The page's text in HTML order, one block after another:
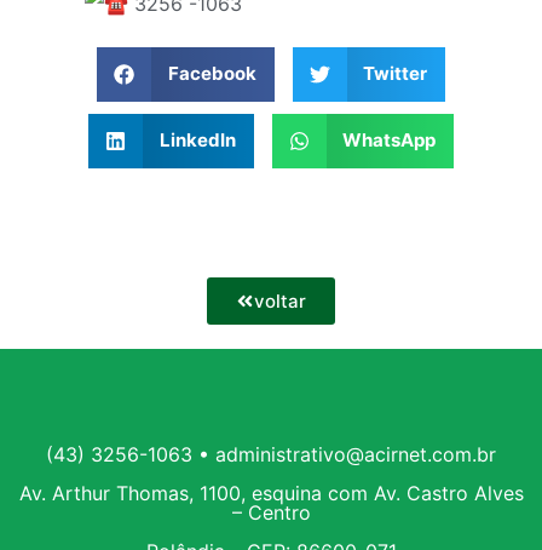
Facebook Twitter
LinkedIn WhatsApp
voltar
(43) 3256-1063 • administrativo@acirnet.com.br
Av. Arthur Thomas, 1100, esquina com Av. Castro Alves
– Centro